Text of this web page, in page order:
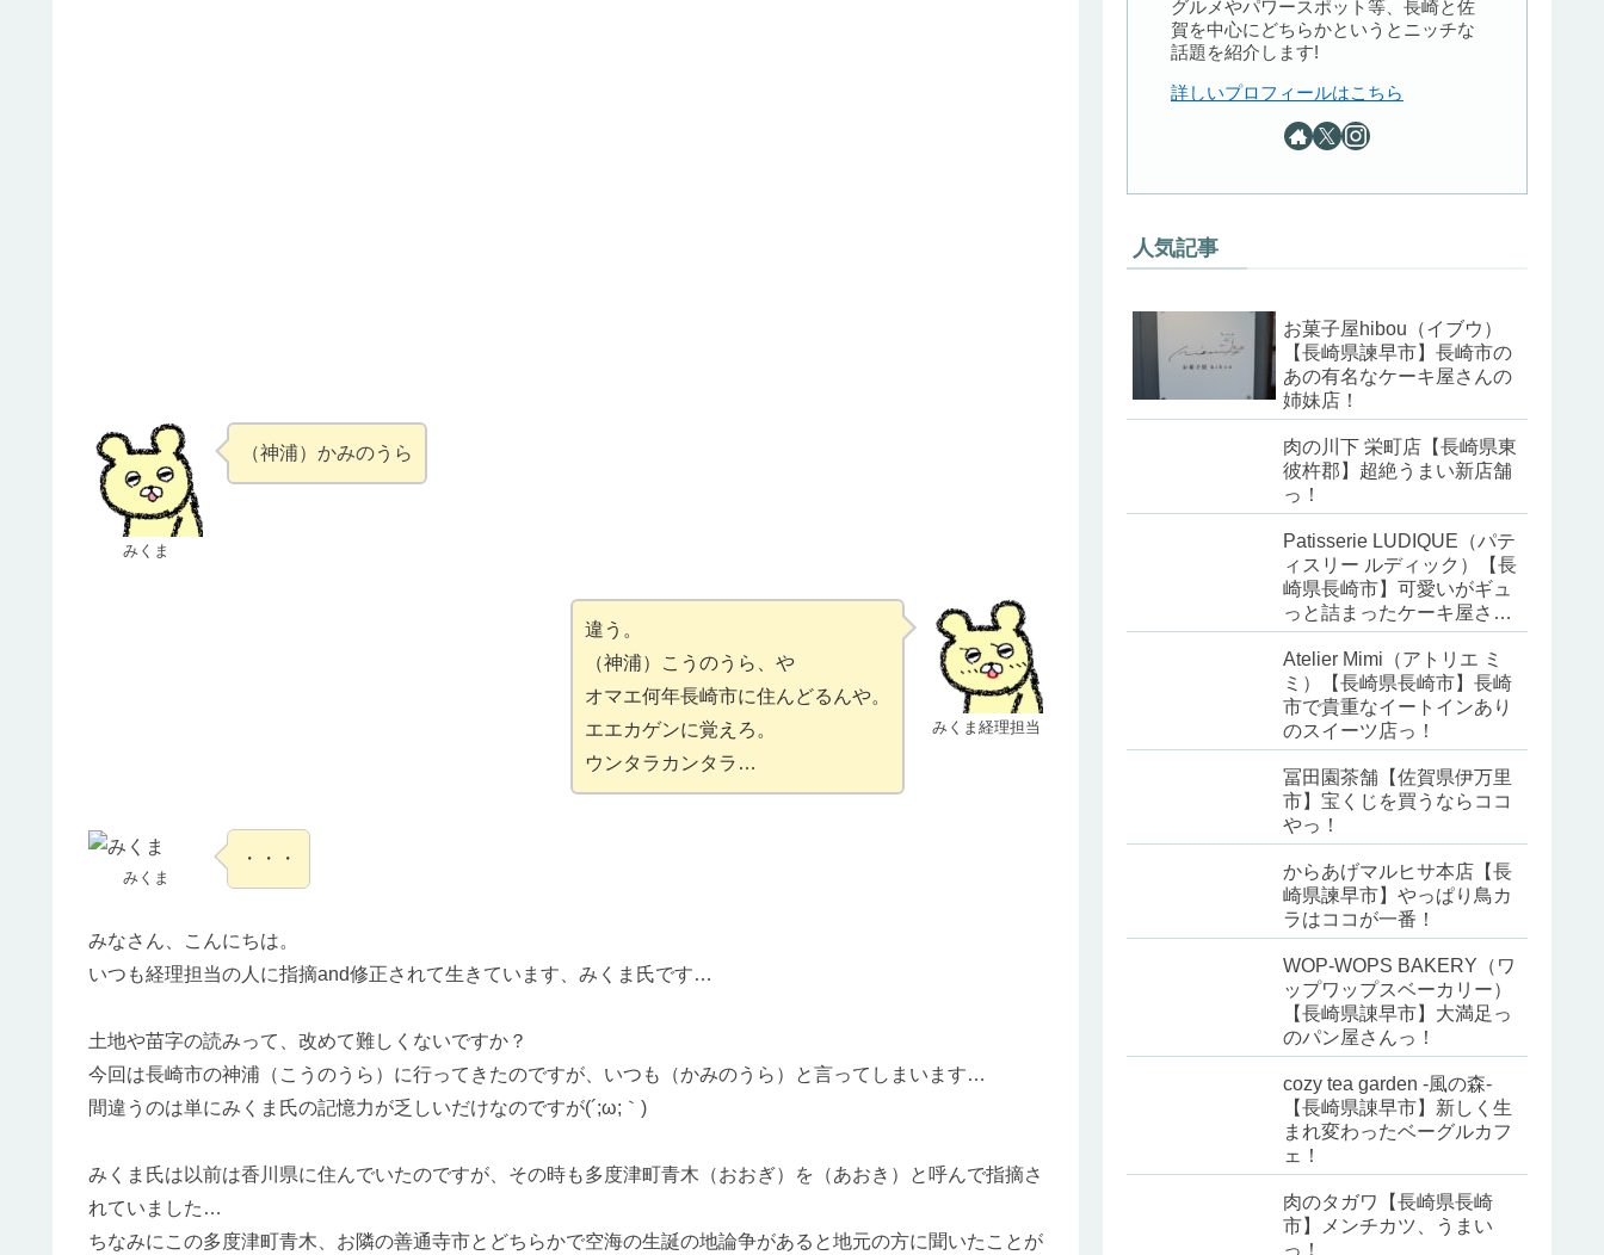
みくま
（神浦）かみのうら
みくま経理担当
違う。
（神浦）こうのうら、や
オマエ何年長崎市に住んどるんや。
エエカゲンに覚えろ。
ウンタラカンタラ…
みくま
・・・
みなさん、こんにちは。
いつも経理担当の人に指摘and修正されて生きています、みくま氏です…
土地や苗字の読みって、改めて難しくないですか？
今回は長崎市の神浦（こうのうら）に行ってきたのですが、いつも（かみのうら）と言ってしまいます…
間違うのは単にみくま氏の記憶力が乏しいだけなのですが(´;ω;｀)
みくま氏は以前は香川県に住んでいたのですが、その時も多度津町青木（おおぎ）を（あおき）と呼んで指摘さ
れていました…
ちなみにこの多度津町青木、お隣の善通寺市とどちらかで空海の生誕の地論争があると地元の方に聞いたことが
グルメやパワースポット等、長崎と佐
賀を中心にどちらかというとニッチな
話題を紹介します!
詳しいプロフィールはこちら
人気記事
お菓子屋hibou（イブウ）
【長崎県諫早市】長崎市の
あの有名なケーキ屋さんの
姉妹店！
肉の川下 栄町店【長崎県東
彼杵郡】超絶うまい新店舗
っ！
Patisserie LUDIQUE（パテ
ィスリー ルディック）【長
崎県長崎市】可愛いがギュ
っと詰まったケーキ屋さ
ん！
Atelier Mimi（アトリエ ミ
ミ）【長崎県長崎市】長崎
市で貴重なイートインあり
のスイーツ店っ！
冨田園茶舗【佐賀県伊万里
市】宝くじを買うならココ
やっ！
からあげマルヒサ本店【長
崎県諫早市】やっぱり鳥カ
ラはココが一番！
WOP-WOPS BAKERY（ワ
ップワップスベーカリー）
【長崎県諌早市】大満足っ
のパン屋さんっ！
cozy tea garden -風の森-
【長崎県諌早市】新しく生
まれ変わったベーグルカフ
ェ！
肉のタガワ【長崎県長崎
市】メンチカツ、うまい
っ！